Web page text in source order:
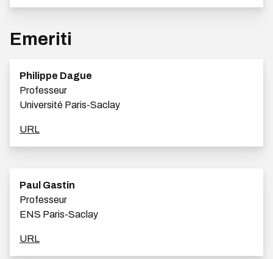
Emeriti
Philippe Dague
Professeur
Université Paris-Saclay
URL
Paul Gastin
Professeur
ENS Paris-Saclay
URL